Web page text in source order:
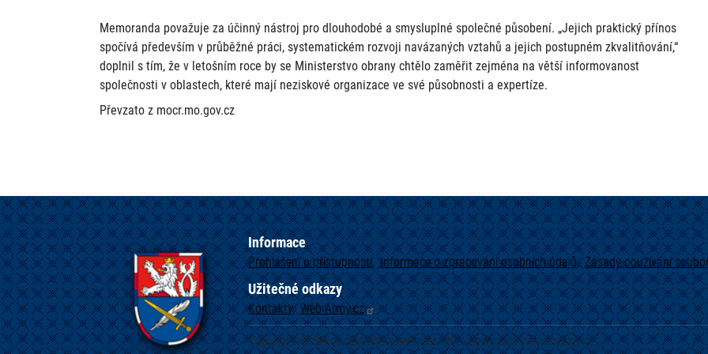
Memoranda považuje za účinný nástroj pro dlouhodobé a smysluplné společné působení. „Jejich praktický přínos
spočívá především v průběžné práci, systematickém rozvoji navázaných vztahů a jejich postupném zkvalitňování,“
doplnil s tím, že v letošním roce by se Ministerstvo obrany chtělo zaměřit zejména na větší informovanost
společnosti v oblastech, které mají neziskové organizace ve své působnosti a expertíze.
Převzato z mocr.mo.gov.cz
Informace
Prohlášení o přístupnosti Informace o zpracování osobních údajů Zásady používání
Užitečné odkazy
Kontakty WebArmy.cz
Copyright © Sekce státního tajemníka MO. Všechna práva vyhrazena.